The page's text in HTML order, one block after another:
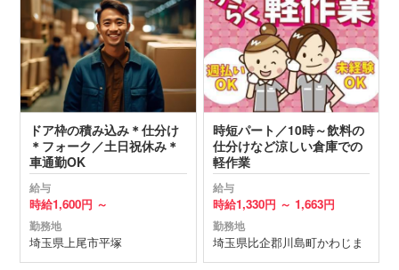
ドア枠の積み込み＊仕分け
＊フォーク／土日祝休み＊
車通勤OK
給与
時給1,600円 ～
勤務地
埼玉県上尾市平塚
時短パート／10時～飲料の
仕分けなど涼しい倉庫での
軽作業
給与
時給1,330円 ～ 1,663円
勤務地
埼玉県比企郡川島町かわじま